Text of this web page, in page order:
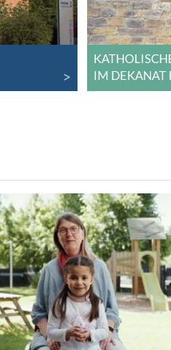
IM DEKANAT